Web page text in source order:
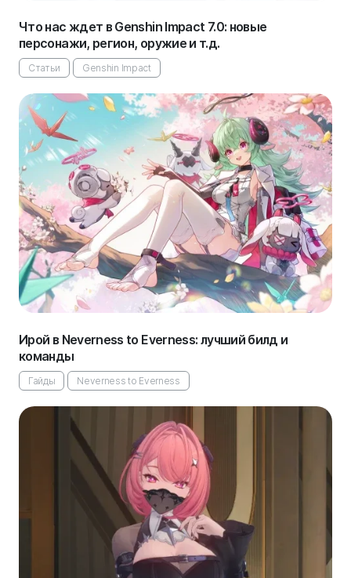
Что нас ждет в Genshin Impact 7.0: новые
персонажи, регион, оружие и т.д.
Статьи Genshin Impact
Ирой в Neverness to Everness: лучший билд и
команды
Гайды Neverness to Everness